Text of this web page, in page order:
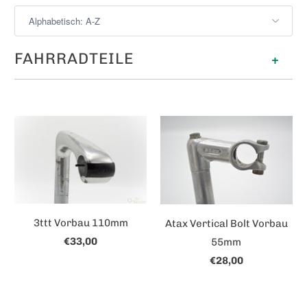
+
FAHRRADTEILE
3ttt Vorbau 110mm
€33,00
Atax Vertical Bolt Vorbau
55mm
€28,00